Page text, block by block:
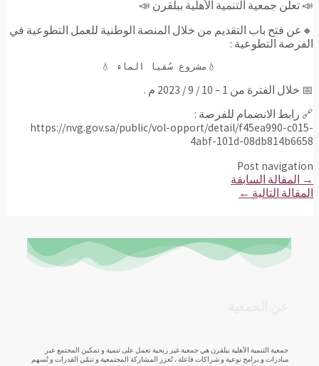
📣 تعلن جمعية التنمية الأهلية ببلقرن 📣
🔸عن فتح باب التقديم من خلال المنصة الوطنية للعمل التطوعية في
الفرصة التطوعية :
                 💧مشروع سُقيا الماء 💧
📅 خلال الفترة من 1 – 10 / 9 / 2023 م .
🔗 رابط الانضمام للفرصة :
‏‪https://nvg.gov.sa/public/vol-opport/detail/f45ea990-c015-
4abf-101d-08db814b6658
Post navigation
→ المقالة السابقة
المقالة التالية ←
جمعية التنمية الأهلية ببلقرن هي جمعية غير ربحية تعمل على تنمية و تمكين المجتمع عبر
مبادرات و برامج نوعية و شراكات فاعلة ، تُعزز المشاركة المجتمعية و تنمّي القدرات و تُسهم